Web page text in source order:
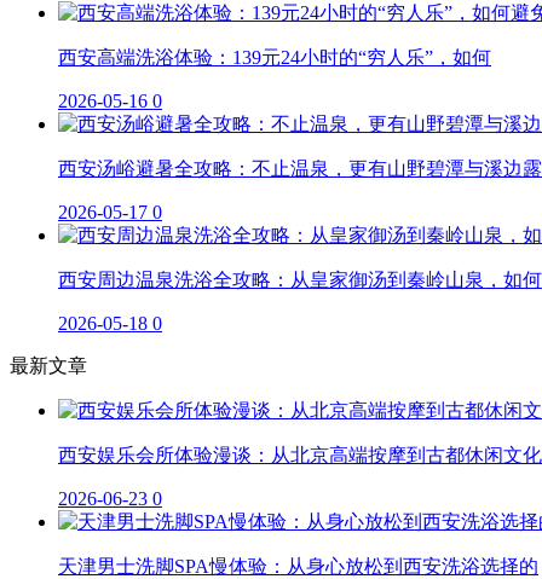
西安高端洗浴体验：139元24小时的“穷人乐”，如何
2026-05-16 0
西安汤峪避暑全攻略：不止温泉，更有山野碧潭与溪边
2026-05-17 0
西安周边温泉洗浴全攻略：从皇家御汤到秦岭山泉，如
2026-05-18 0
最新文章
西安娱乐会所体验漫谈：从北京高端按摩到古都休闲文化
2026-06-23 0
天津男士洗脚SPA慢体验：从身心放松到西安洗浴选择的